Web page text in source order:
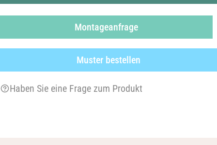
Montageanfrage
Muster bestellen
Haben Sie eine Frage zum Produkt